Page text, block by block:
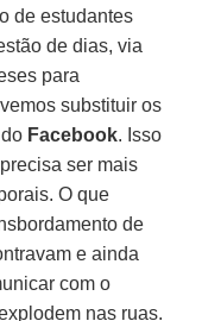
de estudantes
de dias, via
para
substituir os
Facebook. Isso
ser mais
O que
de
e ainda
com o
nas ruas.